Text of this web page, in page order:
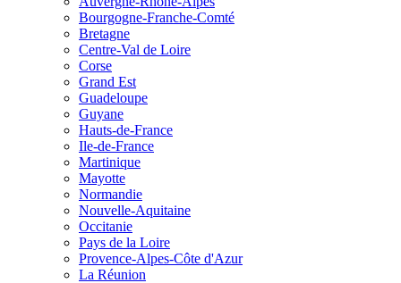
Bourgogne-Franche-Comté
Bretagne
Centre-Val de Loire
Corse
Grand Est
Guadeloupe
Guyane
Hauts-de-France
Ile-de-France
Martinique
Mayotte
Normandie
Nouvelle-Aquitaine
Occitanie
Pays de la Loire
Provence-Alpes-Côte d'Azur
La Réunion